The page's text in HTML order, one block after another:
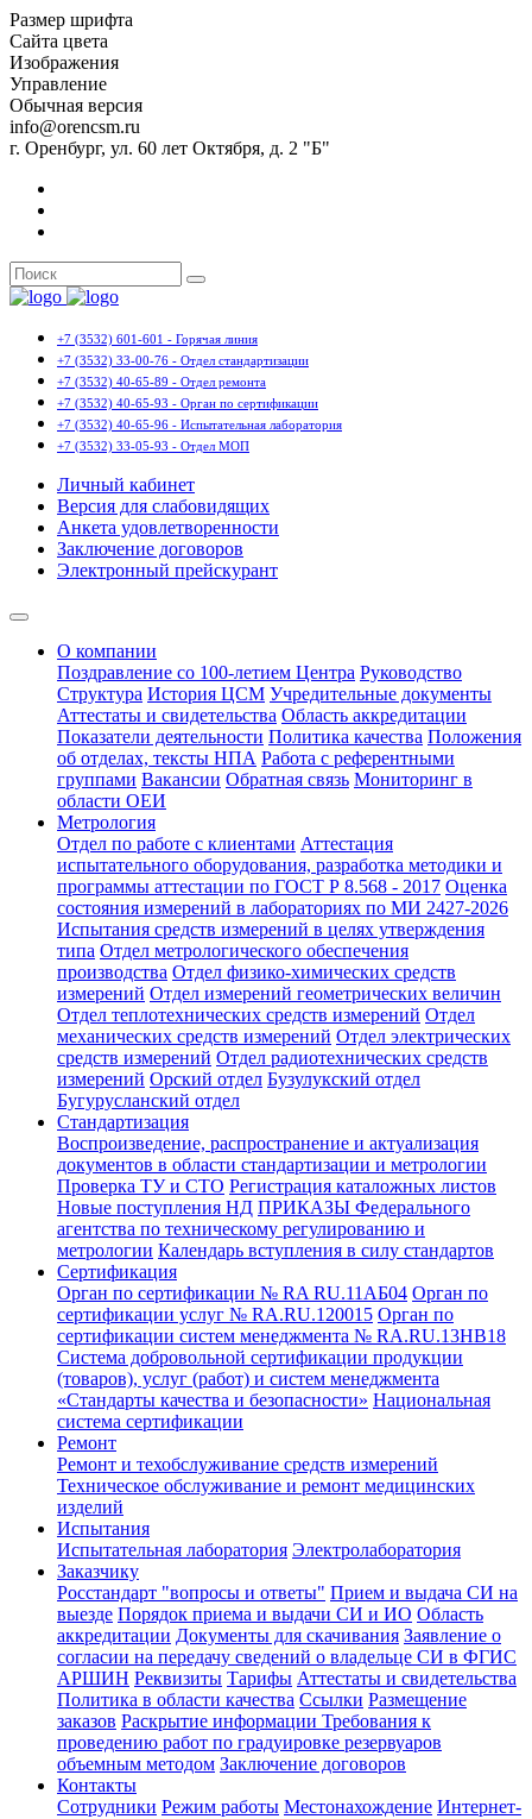
Размер шрифта
Сайта цвета
Изображения
Управление
Обычная версия
info@orencsm.ru
г. Оренбург, ул. 60 лет Октября, д. 2 "Б"
+7 (3532) 601-601 - Горячая линия
+7 (3532) 33-00-76 - Отдел стандартизации
+7 (3532) 40-65-89 - Отдел ремонта
+7 (3532) 40-65-93 - Орган по сертификации
+7 (3532) 40-65-96 - Испытательная лаборатория
+7 (3532) 33-05-93 - Отдел МОП
Личный кабинет
Версия для слабовидящих
Анкета удовлетворенности
Заключение договоров
Электронный прейскурант
О компании
Поздравление со 100-летием Центра Руководство
Структура История ЦСМ Учредительные документы
Аттестаты и свидетельства Область аккредитации
Показатели деятельности Политика качества Положения
об отделах, тексты НПА Работа с референтными
группами Вакансии Обратная связь Мониторинг в
области ОЕИ
Метрология
Отдел по работе с клиентами Аттестация
испытательного оборудования, разработка методики и
программы аттестации по ГОСТ Р 8.568 - 2017 Оценка
состояния измерений в лабораториях по МИ 2427-2026
Испытания средств измерений в целях утверждения
типа Отдел метрологического обеспечения
производства Отдел физико-химических средств
измерений Отдел измерений геометрических величин
Отдел теплотехнических средств измерений Отдел
механических средств измерений Отдел электрических
средств измерений Отдел радиотехнических средств
измерений Орский отдел Бузулукский отдел
Бугурусланский отдел
Стандартизация
Воспроизведение, распространение и актуализация
документов в области стандартизации и метрологии
Проверка ТУ и СТО Регистрация каталожных листов
Новые поступления НД ПРИКАЗЫ Федерального
агентства по техническому регулированию и
метрологии Календарь вступления в силу стандартов
Сертификация
Орган по сертификации № RA RU.11АБ04 Орган по
сертификации услуг № RA.RU.120015 Орган по
сертификации систем менеджмента № RA.RU.13HB18
Система добровольной сертификации продукции
(товаров), услуг (работ) и систем менеджмента
«Стандарты качества и безопасности» Национальная
система сертификации
Ремонт
Ремонт и техобслуживание средств измерений
Техническое обслуживание и ремонт медицинских
изделий
Испытания
Испытательная лаборатория Электролаборатория
Заказчику
Росстандарт "вопросы и ответы" Прием и выдача СИ на
выезде Порядок приема и выдачи СИ и ИО Область
аккредитации Документы для скачивания Заявление о
согласии на передачу сведений о владельце СИ в ФГИС
АРШИН Реквизиты Тарифы Аттестаты и свидетельства
Политика в области качества Ссылки Размещение
заказов Раскрытие информации Требования к
проведению работ по градуировке резервуаров
объемным методом Заключение договоров
Контакты
Сотрудники Режим работы Местонахождение Интернет-